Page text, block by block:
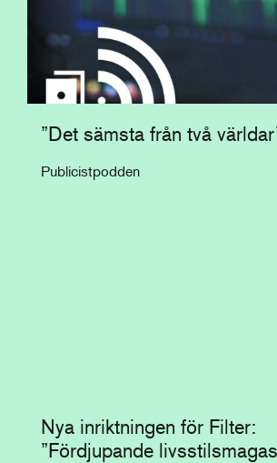
”Det sämsta från två
Publicistpodden
Nya inriktningen för Filter:
”Fördjupande